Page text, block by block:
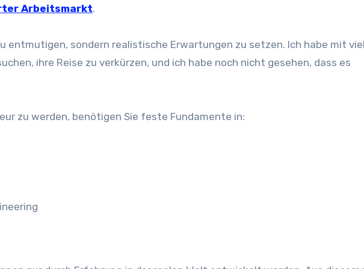
Arbeitsmarkt.
entmutigen, sondern realistische Erwartungen zu setzen. Ich habe mit
ihre Reise zu verkürzen, und ich habe noch nicht gesehen, dass es
zu werden, benötigen Sie feste Fundamente in: